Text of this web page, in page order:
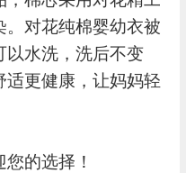
对花纯棉婴幼衣被
以水洗，洗后不变
适更健康，让妈妈轻
的选择！